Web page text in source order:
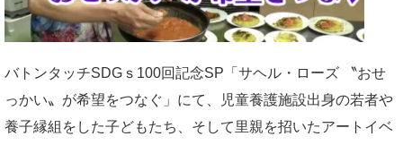
バトンタッチSDGｓ100回記念SP「サヘル・ローズ 〝おせ
っかい〟が希望をつなぐ」にて、児童養護施設出身の若者や
養子縁組をした子どもたち、そして里親を招いたアートイベ